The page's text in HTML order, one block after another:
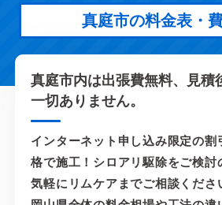
真庭市の料金表・
真庭市内は出張費無料、見積
一切ありません。
インターネット申し込み限定の割
格で施工！シロアリ駆除をご検討
気軽にリムケアまでご相談くださ